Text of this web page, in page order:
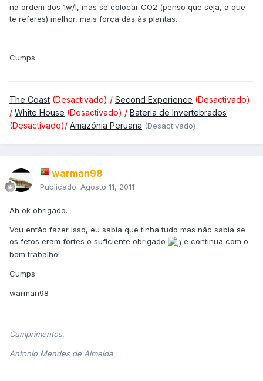
na ordem dos 1w/l, mas se colocar CO2 (penso que seja, a que
te referes) melhor, mais força dás às plantas.
Cumps.
The Coast (Desactivado) / Second Experience (Desactivado)
/ White House (Desactivado) / Bateria de Invertebrados
(Desactivado)/ Amazónia Peruana (Desactivado)
warman98
Publicado: Agosto 11, 2011
Ah ok obrigado.
Vou então fazer isso, eu sabia que tinha tudo mas não sabia se
os fetos eram fortes o suficiente obrigado
e continua com o
bom trabalho!
Cumps.
warman98
Cumprimentos,
Antonio Mendes de Almeida